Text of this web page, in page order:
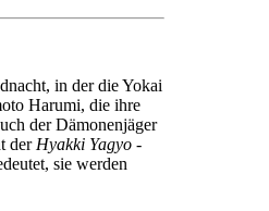
in der die Yokai
Harumi, die ihre
der Dämonenjäger
der Hyakki Yagyo -
sie werden